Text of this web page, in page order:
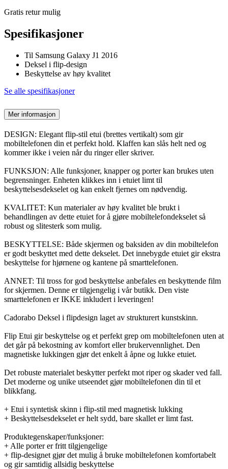
Gratis retur mulig
Spesifikasjoner
Til Samsung Galaxy J1 2016
Deksel i flip-design
Beskyttelse av høy kvalitet
Se alle spesifikasjoner
Mer informasjon
DESIGN: Elegant flip-stil etui (brettes vertikalt) som gir
mobiltelefonen din et perfekt hold. Klaffen kan slås helt ned og
kommer ikke i veien når du ringer eller skriver.
FUNKSJON: Alle funksjoner, knapper og porter kan brukes uten
begrensninger. Enheten klikkes inn i etuiet limt til
beskyttelsesdekselet og kan enkelt fjernes om nødvendig.
KVALITET: Kun materialer av høy kvalitet ble brukt i
behandlingen av dette etuiet for å gjøre mobiltelefondekselet så
robust og slitesterk som mulig.
BESKYTTELSE: Både skjermen og baksiden av din mobiltelefon
er godt beskyttet med dette dekselet. Det innebygde etuiet gir ekstra
beskyttelse for hjørnene og kantene på smarttelefonen.
ANNET: Til tross for god beskyttelse anbefales en beskyttende film
for skjermen. Denne er tilgjengelig i vår butikk. Den viste
smarttelefonen er IKKE inkludert i leveringen!
Cadorabo Deksel i flipdesign laget av strukturert kunstskinn.
Flip Etui gir beskyttelse og et perfekt grep om mobiltelefonen uten at
det går på bekostning av komfort eller brukervennlighet. Den
magnetiske lukkingen gjør det enkelt å åpne og lukke etuiet.
Det robuste materialet beskytter perfekt mot riper og skader ved fall.
Det moderne og unike utseendet gjør mobiltelefonen din til et
blikkfang.
+ Etui i syntetisk skinn i flip-stil med magnetisk lukking
+ Beskyttelsesdekselet er helt sydd, bare skallet er limt fast.
Produktegenskaper/funksjoner:
+ Alle porter er fritt tilgjengelige
+ flip-designet gjør det mulig å bruke mobiltelefonen komfortabelt
og gir samtidig allsidig beskyttelse